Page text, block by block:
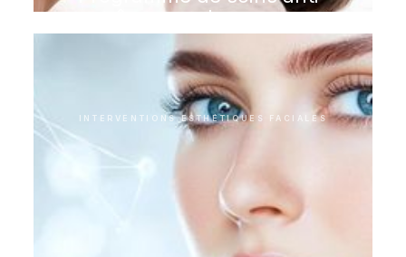
âge pour hommes
INTERVENTIONS ESTHÉTIQUES FACIALES